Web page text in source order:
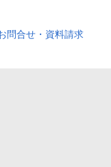
問合せ・資料請求